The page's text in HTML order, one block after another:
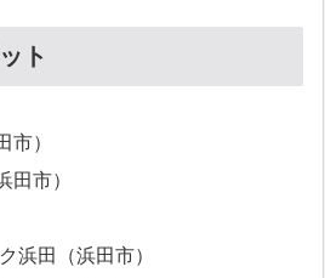
ト
市）
田市）
浜田（浜田市）